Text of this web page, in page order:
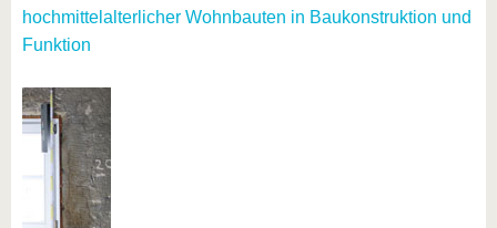
hochmittelalterlicher Wohnbauten in Baukonstruktion und
Funktion